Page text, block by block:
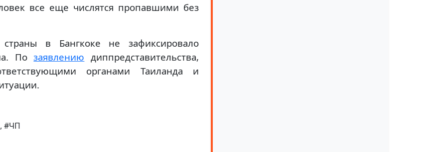
все еще числятся пропавшими без
в Бангкоке не зафиксировало
Позаявлению диппредставительства,
органами Таиланда и
#ЧП